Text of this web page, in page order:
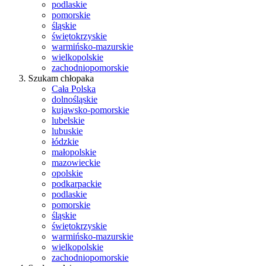
podlaskie
pomorskie
śląskie
świętokrzyskie
warmińsko-mazurskie
wielkopolskie
zachodniopomorskie
Szukam chłopaka
Cała Polska
dolnośląskie
kujawsko-pomorskie
lubelskie
lubuskie
łódzkie
małopolskie
mazowieckie
opolskie
podkarpackie
podlaskie
pomorskie
śląskie
świętokrzyskie
warmińsko-mazurskie
wielkopolskie
zachodniopomorskie